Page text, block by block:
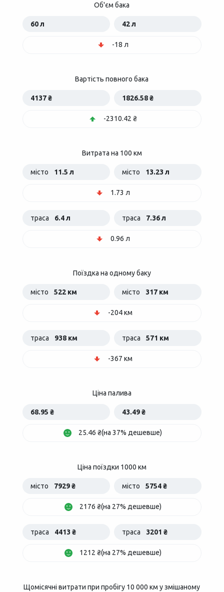
Об'єм бака
60 л 42 л
-18 л
Вартість повного бака
4137 ₴ 1826.58 ₴
-2310.42 ₴
Витрата на 100 км
місто 11.5 л місто 13.23 л
1.73 л
траса 6.4 л траса 7.36 л
0.96 л
Поїздка на одному баку
місто 522 км місто 317 км
-204 км
траса 938 км траса 571 км
-367 км
Ціна палива
68.95 ₴ 43.49 ₴
25.46 ₴(на 37% дешевше)
Ціна поїздки 1000 км
місто 7929 ₴ місто 5754 ₴
2176 ₴(на 27% дешевше)
траса 4413 ₴ траса 3201 ₴
1212 ₴(на 27% дешевше)
Щомісячні витрати при пробігу 10 000 км у змішаному